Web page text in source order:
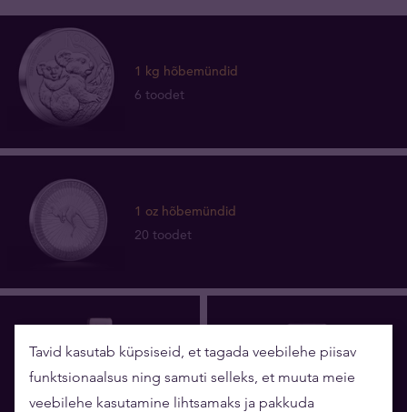
1 kg hõbemündid
6 toodet
1 oz hõbemündid
20 toodet
Tavid kasutab küpsiseid, et tagada veebilehe piisav
funktsionaalsus ning samuti selleks, et muuta meie
veebilehe kasutamine lihtsamaks ja pakkuda